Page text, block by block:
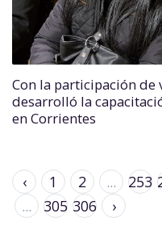
Con la participación
desarrolló la
en Corrientes
‹ 1 2 ... 253
...
305 306 ›